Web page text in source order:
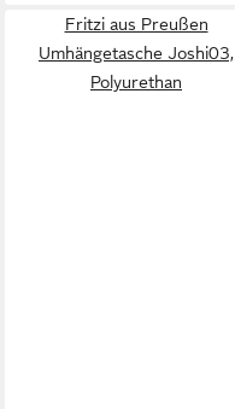
Fritzi aus Preußen
Umhängetasche Joshi03,
Polyurethan